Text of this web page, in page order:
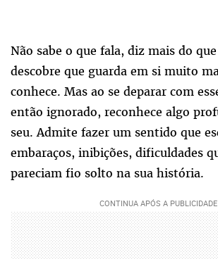
Não sabe o que fala, diz mais do
descobre que guarda em si muito
conhece. Mas ao se deparar com
então ignorado, reconhece algo
seu. Admite fazer um sentido que
embaraços, inibições, dificuldades
pareciam fio solto na sua história.